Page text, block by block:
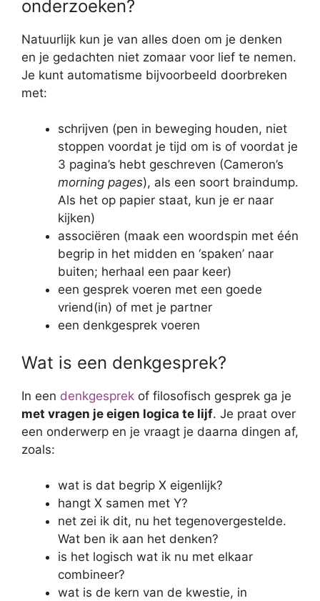
onderzoeken?
Natuurlijk kun je van alles doen om je denken
en je gedachten niet zomaar voor lief te nemen.
Je kunt automatisme bijvoorbeeld doorbreken
met:
schrijven (pen in beweging houden, niet
stoppen voordat je tijd om is of voordat je
3 pagina’s hebt geschreven (Cameron’s
morning pages), als een soort braindump.
Als het op papier staat, kun je er naar
kijken)
associëren (maak een woordspin met één
begrip in het midden en ‘spaken’ naar
buiten; herhaal een paar keer)
een gesprek voeren met een goede
vriend(in) of met je partner
een denkgesprek voeren
Wat is een denkgesprek?
In een denkgesprek of filosofisch gesprek ga je
met vragen je eigen logica te lijf. Je praat over
een onderwerp en je vraagt je daarna dingen af,
zoals:
wat is dat begrip X eigenlijk?
hangt X samen met Y?
net zei ik dit, nu het tegenovergestelde.
Wat ben ik aan het denken?
is het logisch wat ik nu met elkaar
combineer?
wat is de kern van de kwestie, in